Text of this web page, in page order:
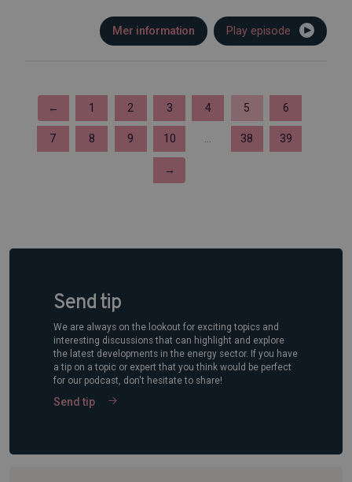
Play episode
Mer information
← 1 2 3 4 5 6
7 8 9 10 ... 38 39
→
Send tip
We are always on the lookout for exciting topics and
interesting discussions that can highlight and explore
the latest developments in the energy sector. If you have
a tip on a topic or expert that you think would be perfect
for our podcast, don't hesitate to share!
Send tip